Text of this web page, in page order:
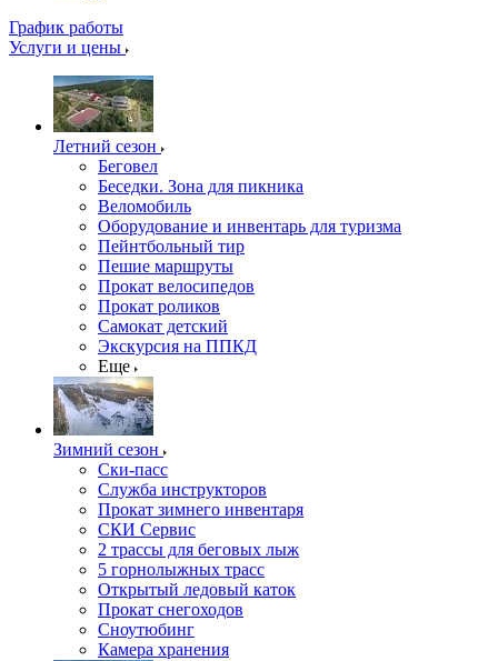
График работы
Услуги и цены
Летний сезон
Беговел
Беседки. Зона для пикника
Веломобиль
Оборудование и инвентарь для туризма
Пейнтбольный тир
Пешие маршруты
Прокат велосипедов
Прокат роликов
Самокат детский
Экскурсия на ППКД
Еще
Зимний сезон
Ски-пасс
Служба инструкторов
Прокат зимнего инвентаря
СКИ Сервис
2 трассы для беговых лыж
5 горнолыжных трасс
Открытый ледовый каток
Прокат снегоходов
Сноутюбинг
Камера хранения